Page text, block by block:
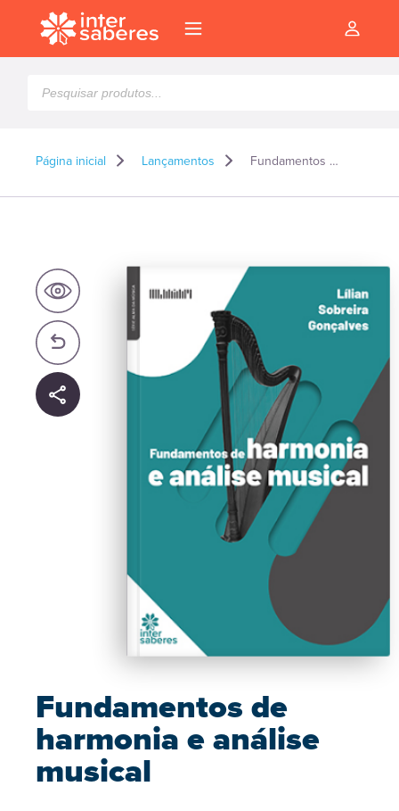
produtos
Página inicial Lançamentos Fundamentos de harmonia e análise musical
Fundamentos de
harmonia e análise
musical